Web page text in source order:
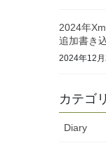
2024年
追加書き
2024年12月
カテゴ
Diary